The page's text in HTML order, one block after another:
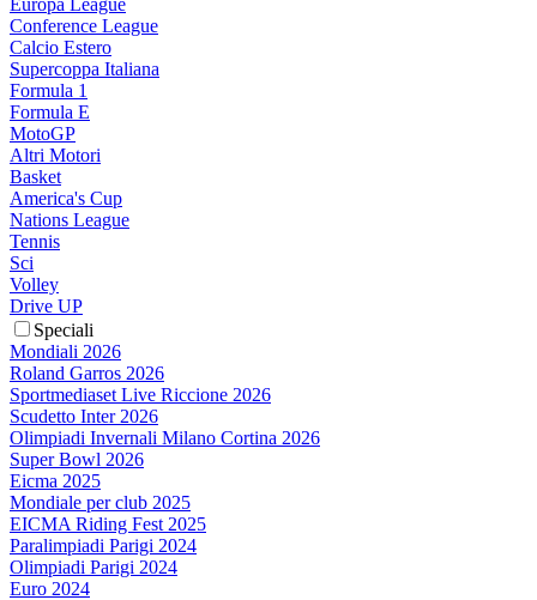
Conference League
Calcio Estero
Supercoppa Italiana
Formula 1
Formula E
MotoGP
Altri Motori
Basket
America's Cup
Nations League
Tennis
Sci
Volley
Drive UP
Speciali
Mondiali 2026
Roland Garros 2026
Sportmediaset Live Riccione 2026
Scudetto Inter 2026
Olimpiadi Invernali Milano Cortina 2026
Super Bowl 2026
Eicma 2025
Mondiale per club 2025
EICMA Riding Fest 2025
Paralimpiadi Parigi 2024
Olimpiadi Parigi 2024
Euro 2024